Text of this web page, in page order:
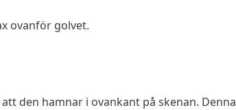
ovanför golvet.
den hamnar i ovankant på skenan. Denna